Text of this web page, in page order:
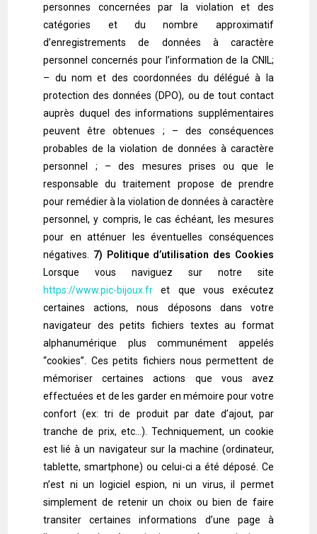
personnes concernées par la violation et des
catégories et du nombre approximatif
d’enregistrements de données à caractère
personnel concernés pour l’information de la CNIL;
– du nom et des coordonnées du délégué à la
protection des données (DPO), ou de tout contact
auprès duquel des informations supplémentaires
peuvent être obtenues ; – des conséquences
probables de la violation de données à caractère
personnel ; – des mesures prises ou que le
responsable du traitement propose de prendre
pour remédier à la violation de données à caractère
personnel, y compris, le cas échéant, les mesures
pour en atténuer les éventuelles conséquences
négatives. 7) Politique d’utilisation des Cookies
Lorsque vous naviguez sur notre site
https://www.pic-bijoux.fr et que vous exécutez
certaines actions, nous déposons dans votre
navigateur des petits fichiers textes au format
alphanumérique plus communément appelés
“cookies”. Ces petits fichiers nous permettent de
mémoriser certaines actions que vous avez
effectuées et de les garder en mémoire pour votre
confort (ex: tri de produit par date d’ajout, par
tranche de prix, etc…). Techniquement, un cookie
est lié à un navigateur sur la machine (ordinateur,
tablette, smartphone) ou celui-ci a été déposé. Ce
n’est ni un logiciel espion, ni un virus, il permet
simplement de retenir un choix ou bien de faire
transiter certaines informations d’une page à